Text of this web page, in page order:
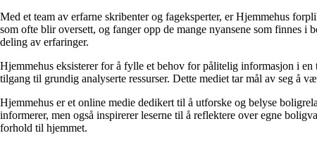
Med et team av erfarne skribenter og fageksperter, er Hjemmehus
som ofte blir oversett, og fanger opp de mange nyansene som finnes
deling av erfaringer.
Hjemmehus eksisterer for å fylle et behov for pålitelig informasjon i
tilgang til grundig analyserte ressurser. Dette mediet tar mål av seg å
Hjemmehus er et online medie dedikert til å utforske og belyse
informerer, men også inspirerer leserne til å reflektere over egne
forhold til hjemmet.